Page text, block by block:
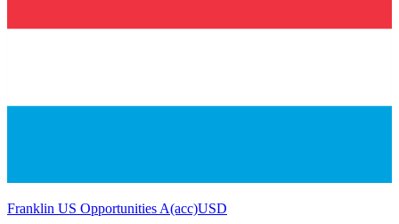
Franklin US Opportunities A(acc)USD